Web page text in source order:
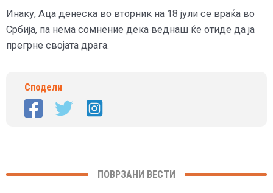
Инаку, Аца денеска во вторник на 18 јули се враќа во
Србија, па нема сомнение дека веднаш ќе отиде да ја
прегрне својата драга.
Сподели
ПОВРЗАНИ ВЕСТИ